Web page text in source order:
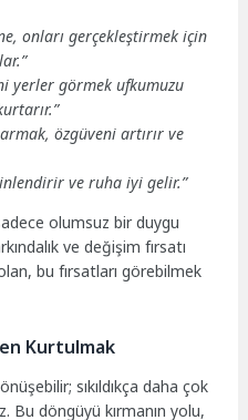
onları gerçekleştirmek için
yerler görmek ufkumuzu
özgüveni artırır ve
ve ruha iyi gelir.”
olumsuz bir duygu
ve değişim fırsatı
bu fırsatları görebilmek
Kurtulmak
sıkıldıkça daha çok
Bu döngüyü kırmanın yolu,